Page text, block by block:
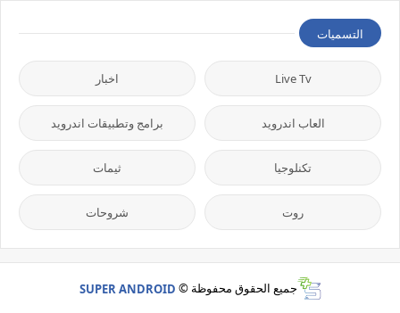
التسميات
Live Tv اخبار
العاب اندرويد برامج وتطبيقات اندرويد
تكنلوجيا ثيمات
روت شروحات
جميع الحقوق محفوظة © SUPER ANDROID